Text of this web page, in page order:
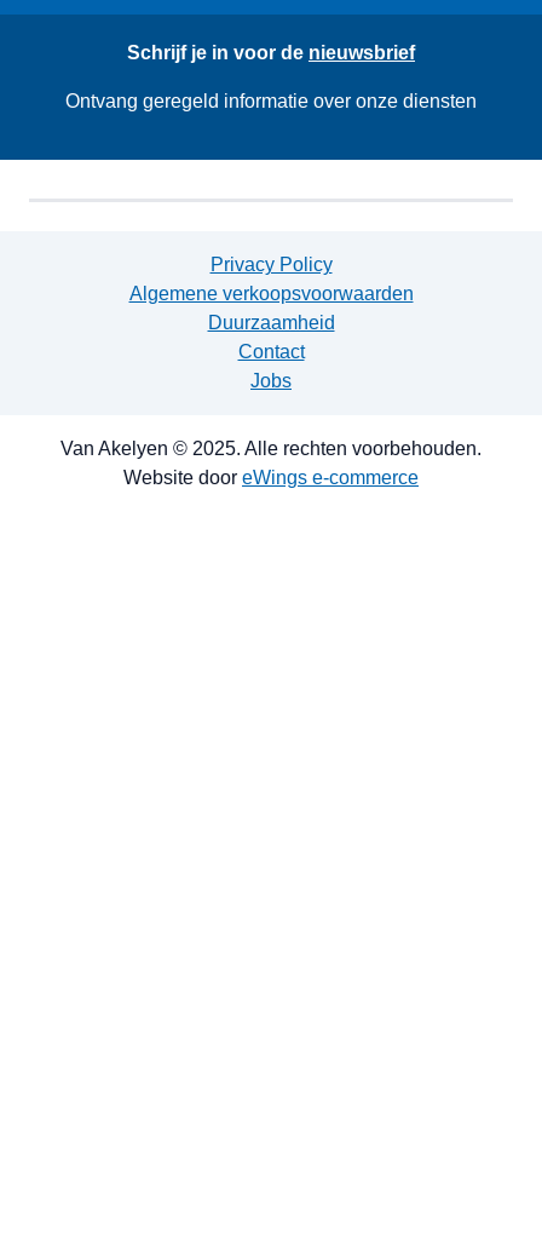
Schrijf je in voor de nieuwsbrief
Ontvang geregeld informatie over onze diensten
Privacy Policy
Algemene verkoopsvoorwaarden
Duurzaamheid
Contact
Jobs
Van Akelyen © 2025. Alle rechten voorbehouden.
Website door eWings e-commerce